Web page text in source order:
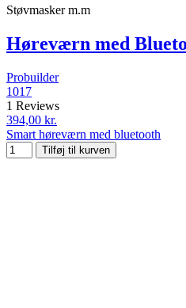
Støvmasker m.m
Høreværn med
Probuilder
1017
1 Reviews
394,00 kr.
Smart høreværn med bluetooth
Tilføj til kurven